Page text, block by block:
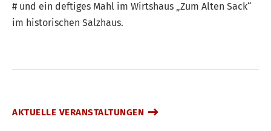
# und ein deftiges Mahl im Wirtshaus „Zum Alten Sack“
im historischen Salzhaus.
AKTUELLE VERANSTALTUNGEN